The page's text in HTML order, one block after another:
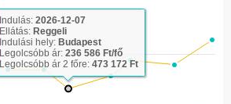
Indulás: 2026-12-07
Ellátás: Reggeli
Indulási hely: Budapest
Legolcsóbb ár: 236 586 Ft/fő
Legolcsóbb ár 2 főre: 473 172 Ft